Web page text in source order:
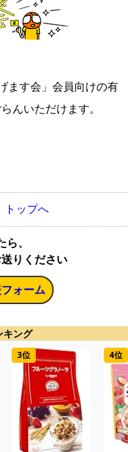
ます会」会員向けの有
んいただけます。
ップへ
ら、
りください
ォーム
ング
3位 4位